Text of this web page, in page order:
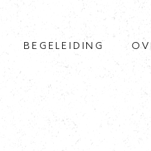
BEGELEIDING